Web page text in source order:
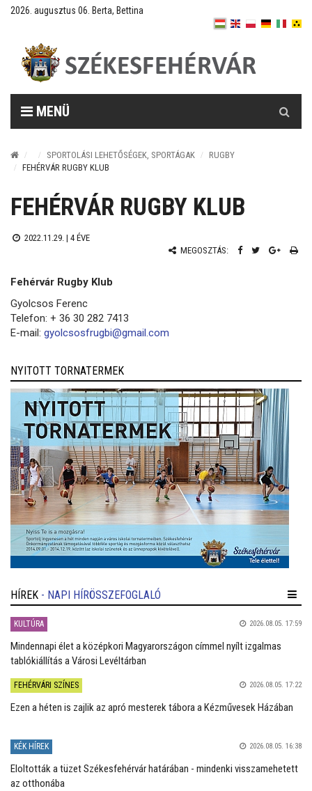
2026. augusztus 06. Berta, Bettina
MENÜ
SPORTOLÁSI LEHETŐSÉGEK, SPORTÁGAK
RUGBY
FEHÉRVÁR RUGBY KLUB
FEHÉRVÁR RUGBY KLUB
2022.11.29. | 4 ÉVE
MEGOSZTÁS:
Fehérvár Rugby Klub
Gyolcsos Ferenc
Telefon: + 36 30 282 7413
E-mail: gyolcsosfrugbi@gmail.com
NYITOTT TORNATERMEK
HÍREK - NAPI HÍRÖSSZEFOGLALÓ
KULTÚRA 2026.08.05. 17:59
Mindennapi élet a középkori Magyarországon címmel nyílt izgalmas
tablókiállítás a Városi Levéltárban
FEHÉRVÁRI SZÍNES 2026.08.05. 17:22
Ezen a héten is zajlik az apró mesterek tábora a Kézművesek Házában
KÉK HÍREK 2026.08.05. 16:38
Eloltották a tüzet Székesfehérvár határában - mindenki visszamehetett
az otthonába